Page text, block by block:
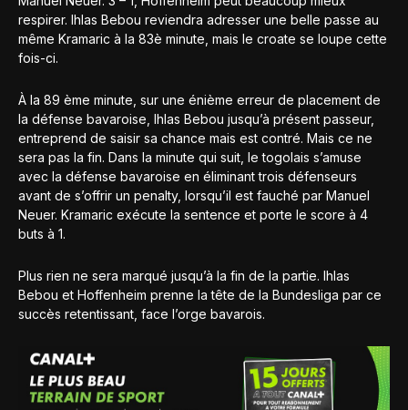
respirer. Ihlas Bebou reviendra adresser une belle passe au
même Kramaric à la 83è minute, mais le croate se loupe cette
fois-ci.
À la 89 ème minute, sur une énième erreur de placement de
la défense bavaroise, Ihlas Bebou jusqu’à présent passeur,
entreprend de saisir sa chance mais est contré. Mais ce ne
sera pas la fin. Dans la minute qui suit, le togolais s’amuse
avec la défense bavaroise en éliminant trois défenseurs
avant de s’offrir un penalty, lorsqu’il est fauché par Manuel
Neuer. Kramaric exécute la sentence et porte le score à 4
buts à 1.
Plus rien ne sera marqué jusqu’à la fin de la partie. Ihlas
Bebou et Hoffenheim prenne la tête de la Bundesliga par ce
succès retentissant, face l’orge bavarois.